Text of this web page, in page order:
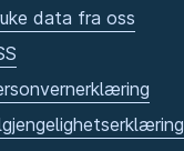
data fra oss